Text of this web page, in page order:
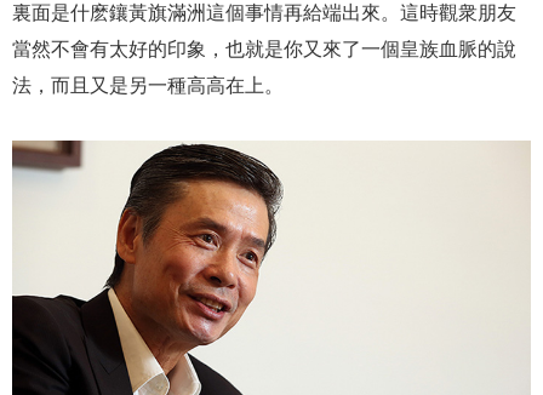
裏面是什麽鑲黃旗滿洲這個事情再給端出來。這時觀衆朋友
當然不會有太好的印象，也就是你又來了一個皇族血脈的說
法，而且又是另一種高高在上。